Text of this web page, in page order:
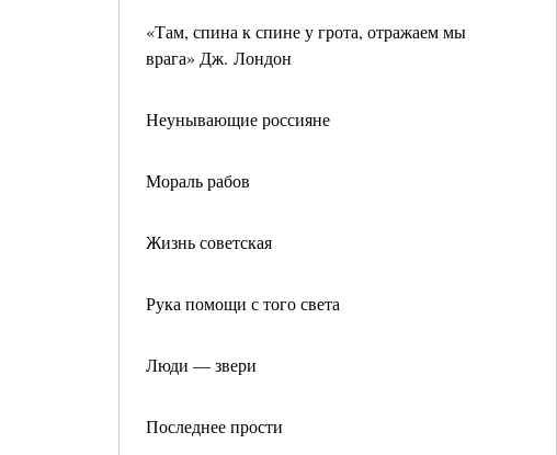
«Там, спина к спине у грота, отражаем мы
врага» Дж. Лондон
Неунывающие россияне
Мораль рабов
Жизнь советская
Рука помощи с того света
Люди — звери
Последнее прости